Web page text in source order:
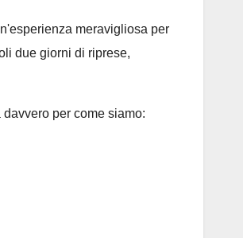
meravigliosa per
due giorni di riprese,
per come siamo: